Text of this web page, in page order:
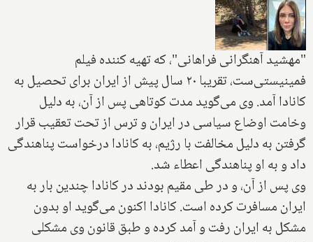
"مهشید آهنگرانی فراهانی"، که تهیه کننده فیلم
فمینیستی‌ست، تقریبا ۲۰ سال پیش از ایران برای تحصیل به
کانادا آمد. وی می‌گوید مدت کوتاهی پس از آن، به دلیل
وخامت اوضاع سیاسی در ایران و ترس از تحت تعقیب قرار
گرفتن به دلیل مخالفت با رژیم، به کانادا درخواست پناهندگی
داد و به او پناهندگی اعطاء شد.
وی پس از آن، و در طی مقیم بودند در کانادا چندین بار به
ایران مسافرت کرده است. کانادا اکنون می‌گوید او بدون
مشکل به ایران رفت و آمد کرده و طبق قانون وی مشکلی